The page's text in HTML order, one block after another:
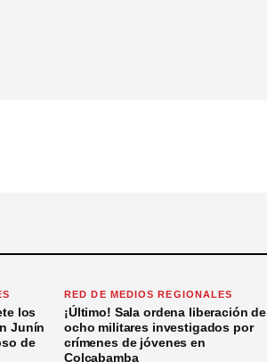
los
Junín
de
RED DE MEDIOS REGIONALES
¡Último! Sala ordena liberación de
ocho militares investigados por
crímenes de jóvenes en
Colcabamba